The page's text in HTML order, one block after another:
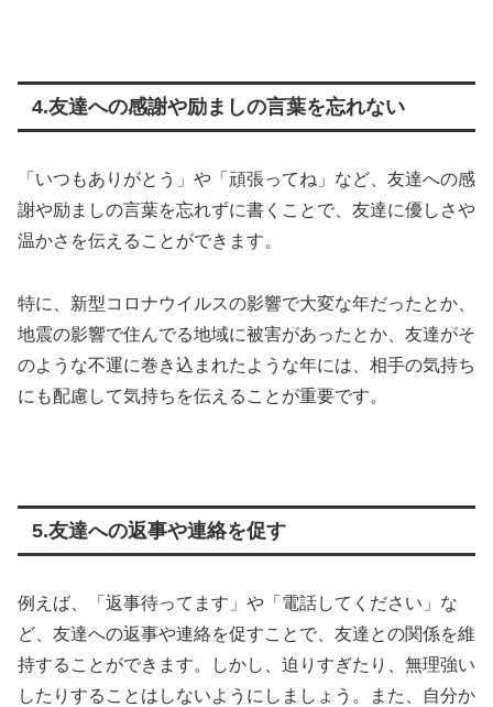
4.友達への感謝や励ましの言葉を忘れない
「いつもありがとう」や「頑張ってね」など、友達への感
謝や励ましの言葉を忘れずに書くことで、友達に優しさや
温かさを伝えることができます。
特に、新型コロナウイルスの影響で大変な年だったとか、
地震の影響で住んでる地域に被害があったとか、友達がそ
のような不運に巻き込まれたような年には、相手の気持ち
にも配慮して気持ちを伝えることが重要です。
5.友達への返事や連絡を促す
例えば、「返事待ってます」や「電話してください」な
ど、友達への返事や連絡を促すことで、友達との関係を維
持することができます。しかし、迫りすぎたり、無理強い
したりすることはしないようにしましょう。また、自分か